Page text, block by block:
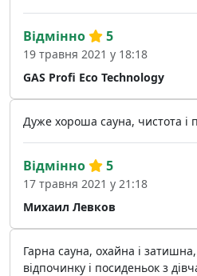
GAS Profi Eco Technology
Відмінно 5
19 травня 2021 у 18:18
Дуже хороша сауна, чистота і
Михаил Левков
Відмінно 5
17 травня 2021 у 21:18
Гарна сауна, охайна і
відпочинку і посиденьок з